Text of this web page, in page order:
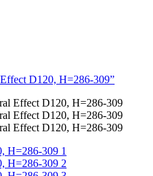
D120, H=286-309”